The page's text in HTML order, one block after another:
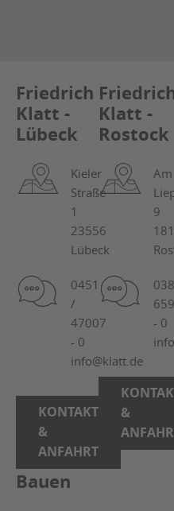
Friedrich
Klatt -
Lübeck
Kieler
Straße
1
23556
Lübeck
0451
/
47007
- 0
info@klatt.de
KONTAKT
&
ANFAHRT
Klatt -
Rostock
Am
9
- 0
&
Bauen